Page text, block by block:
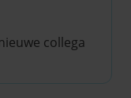
collega